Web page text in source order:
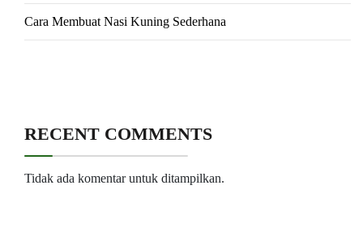
Cara Membuat Nasi Kuning Sederhana
RECENT COMMENTS
Tidak ada komentar untuk ditampilkan.